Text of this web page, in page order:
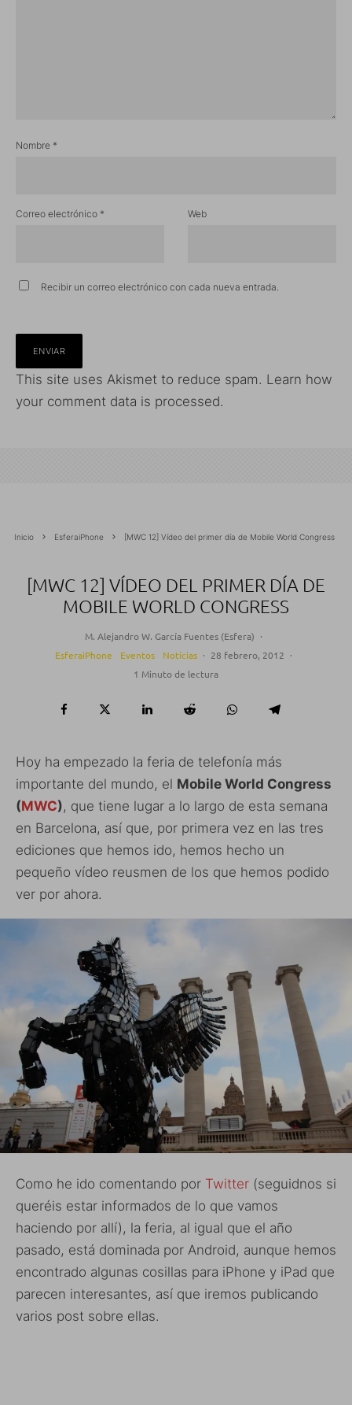
Nombre *
Correo electrónico * Web
Recibir un correo electrónico con cada nueva entrada.
This site uses Akismet to reduce spam. Learn how
your comment data is processed.
Inicio EsferaiPhone [MWC 12] Vídeo del primer día de Mobile World Congress
[MWC 12] VÍDEO DEL PRIMER DÍA DE
MOBILE WORLD CONGRESS
M. Alejandro W. García Fuentes (Esfera) ·
EsferaiPhone
Eventos Noticias · 28 febrero, 2012 ·
1 Minuto de lectura
Hoy ha empezado la feria de telefonía más
importante del mundo, el Mobile World Congress
(MWC), que tiene lugar a lo largo de esta semana
en Barcelona, así que, por primera vez en las tres
ediciones que hemos ido, hemos hecho un
pequeño vídeo reusmen de los que hemos podido
ver por ahora.
Como he ido comentando por Twitter (seguidnos si
queréis estar informados de lo que vamos
haciendo por allí), la feria, al igual que el año
pasado, está dominada por Android, aunque hemos
encontrado algunas cosillas para iPhone y iPad que
parecen interesantes, así que iremos publicando
varios post sobre ellas.